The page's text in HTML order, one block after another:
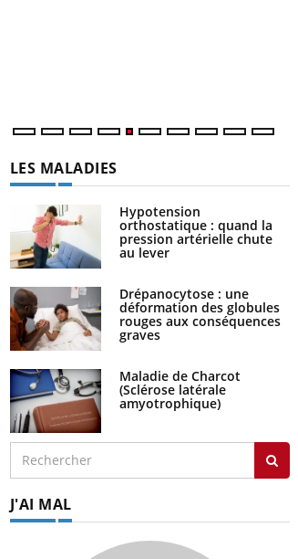
Régimes cétogènes : un risque de
LES MALADIES
Hypotension
orthostatique : quand la
pression artérielle chute
au lever
Drépanocytose : une
déformation des globules
rouges aux conséquences
graves
Maladie de Charcot
(Sclérose latérale
amyotrophique)
J'AI MAL